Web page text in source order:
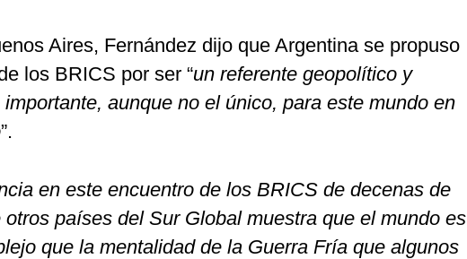
Aires, Fernández dijo que Argentina se propuso
los BRICS por ser “un referente geopolítico y
aunque no el único, para este mundo en
”.
en este encuentro de los BRICS de decenas de
países del Sur Global muestra que el mundo es
que la mentalidad de la Guerra Fría que algunos